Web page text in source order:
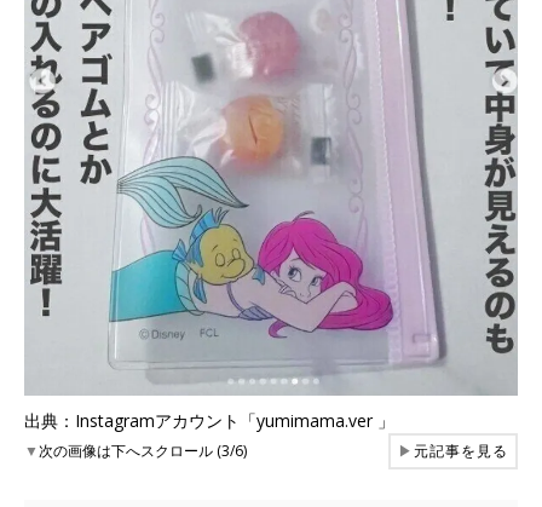
出典：Instagramアカウント「yumimama.ver 」
▼次の画像は下へスクロール (3/6) ▶元記事を見る